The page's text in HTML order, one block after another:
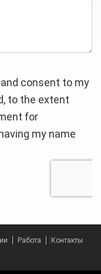
and consent to my
to the extent
for
my name
Работа
Контакты